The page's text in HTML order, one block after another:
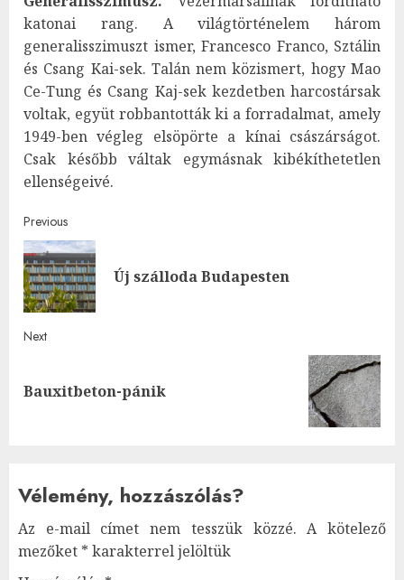
katonai rang. A világtörténelem három
generalisszimuszt ismer, Francesco Franco, Sztálin
és Csang Kai-sek. Talán nem közismert, hogy Mao
Ce-Tung és Csang Kaj-sek kezdetben harcostársak
voltak, együt robbantották ki a forradalmat, amely
1949-ben végleg elsöpörte a kínai császárságot.
Csak később váltak egymásnak kibékíthetetlen
ellenségeivé.
Post
navigation
Previous
Új szálloda Budapesten
Next
Next
Bauxitbeton-pánik
Vélemény, hozzászólás?
Az e-mail címet nem tesszük közzé. A kötelező
mezőket * karakterrel jelöltük